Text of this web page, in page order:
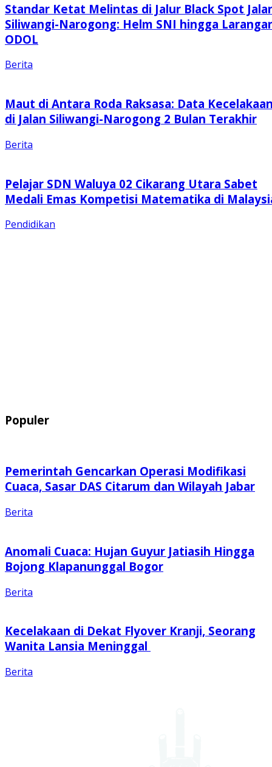
Standar Ketat Melintas di Jalur Black Spot
Siliwangi-Narogong: Helm SNI hingga
ODOL
Berita
Maut di Antara Roda Raksasa: Data
di Jalan Siliwangi-Narogong 2 Bulan Terakhir
Berita
Pelajar SDN Waluya 02 Cikarang Utara Sabet
Medali Emas Kompetisi Matematika di
Pendidikan
Populer
Pemerintah Gencarkan Operasi Modifikasi
Cuaca, Sasar DAS Citarum dan Wilayah Jabar
Berita
Anomali Cuaca: Hujan Guyur Jatiasih Hingga
Bojong Klapanunggal Bogor
Berita
Kecelakaan di Dekat Flyover Kranji, Seorang
Wanita Lansia Meninggal
Berita